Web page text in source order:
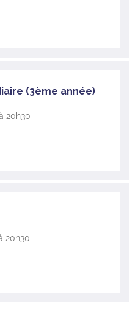
(3ème année)
20h30
20h30